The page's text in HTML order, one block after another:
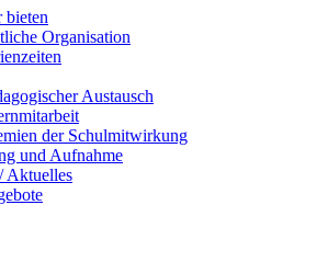
bieten
Organisation
Austausch
der Schulmitwirkung
und Aufnahme
Aktuelles